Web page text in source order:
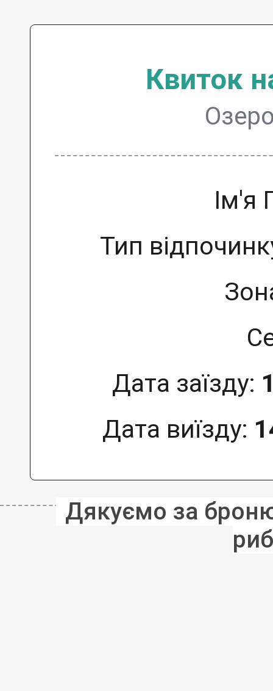
Квиток
Ім'я
Тип
Дата заїзду:
Дата виїзду:
Дякуємо за